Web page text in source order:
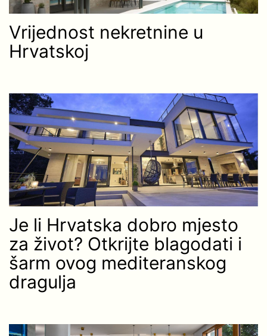
Vrijednost nekretnine u
Hrvatskoj
Je li Hrvatska dobro mjesto
za život? Otkrijte blagodati i
šarm ovog mediteranskog
dragulja